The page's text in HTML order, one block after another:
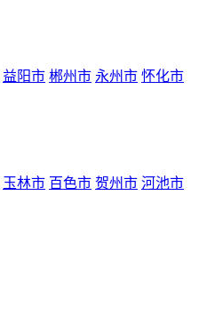
益阳市 郴州市 永州市 怀化市
玉林市 百色市 贺州市 河池市